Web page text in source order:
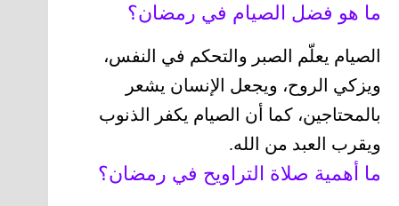
ما هو فضل الصيام في رمضان؟
الصيام يعلّم الصبر والتحكم في النفس،
ويزكي الروح، ويجعل الإنسان يشعر
بالمحتاجين، كما أن الصيام يكفر الذنوب
ويقرب العبد من الله.
ما أهمية صلاة التراويح في رمضان؟